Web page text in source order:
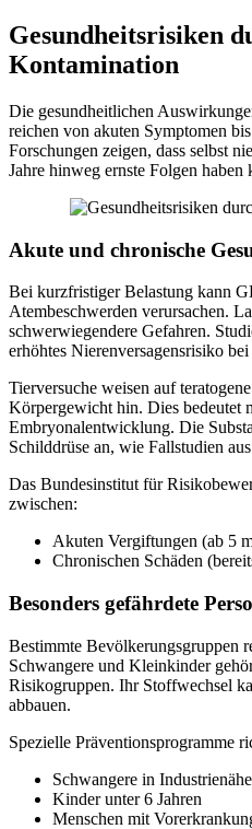
Gesundheitsrisiken
Kontamination
Die gesundheitlichen
reichen von akuten Symptomen
Forschungen zeigen, dass selbst
Jahre hinweg ernste Folgen haben
Akute und chronische
Bei kurzfristiger Belastung kann
Atembeschwerden verursachen.
schwerwiegendere Gefahren.
erhöhtes Nierenversagensrisiko
Tierversuche weisen auf
Körpergewicht hin. Dies bedeutet
Embryonalentwicklung. Die
Schilddrüse an, wie Fallstudien
Das Bundesinstitut für
zwischen:
Akuten Vergiftungen (ab 5
Chronischen Schäden
Besonders gefährdete
Bestimmte Bevölkerungsgruppen
Schwangere und Kleinkinder
Risikogruppen. Ihr Stoffwechsel
abbauen.
Spezielle Präventionsprogramme
Schwangere in Industrienähe
Kinder unter 6 Jahren
Menschen mit